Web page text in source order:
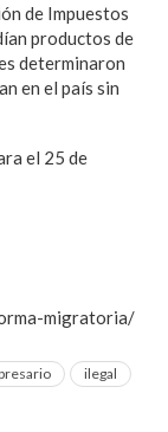
de Impuestos
productos de
determinaron
en el país sin
el 25 de
migratoria/
ilegal